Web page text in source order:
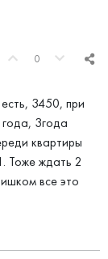
0
3450, при
3года
квартиры
Тоже ждать 2
все это